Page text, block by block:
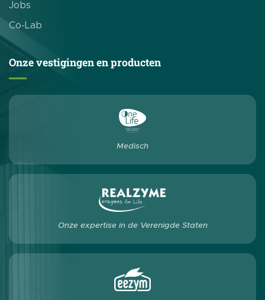
Jobs
Co-Lab
Onze vestigingen en producten
Medisch
Onze expertise in de Verenigde Staten